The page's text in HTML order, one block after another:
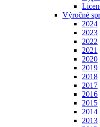
Výročné
2024
2023
2022
2021
2020
2019
2018
2017
2016
2015
2014
2013